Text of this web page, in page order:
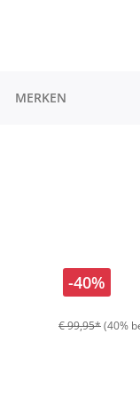
MERKEN
-40%
€ 99,95*(40%